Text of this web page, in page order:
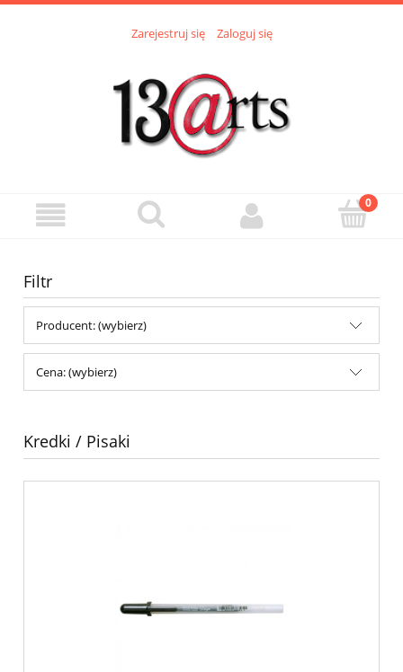
Zarejestruj się Zaloguj się
Filtr
Producent: (wybierz)
Cena: (wybierz)
Kredki / Pisaki